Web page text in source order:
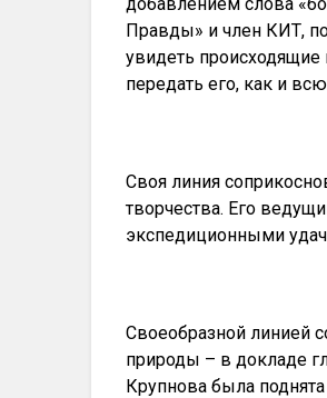
Правды» и член КИТ,
увидеть
передать его, как и
Своя линия
творчества. Его
экспедиционными
Своеобразной линией
природы – в докладе
Крупнова была